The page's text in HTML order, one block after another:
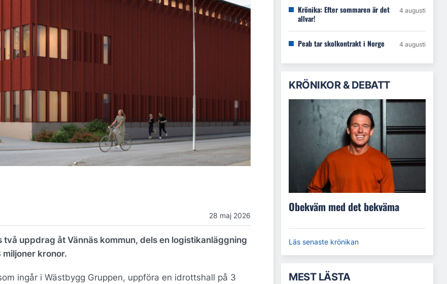
28 maj 2026
uppdrag åt Vännäs kommun, dels en logistikanläggning
kronor.
ingår i Wästbygg Gruppen, uppföra en idrottshall på 3
Krönika: Efter sommaren är det
allvar!
4 augusti
Peab tar skolkontrakt i Norge 4 augusti
KRÖNIKOR & DEBATT
Obekväm med det bekväma
Läs senaste krönikan
MEST LÄSTA